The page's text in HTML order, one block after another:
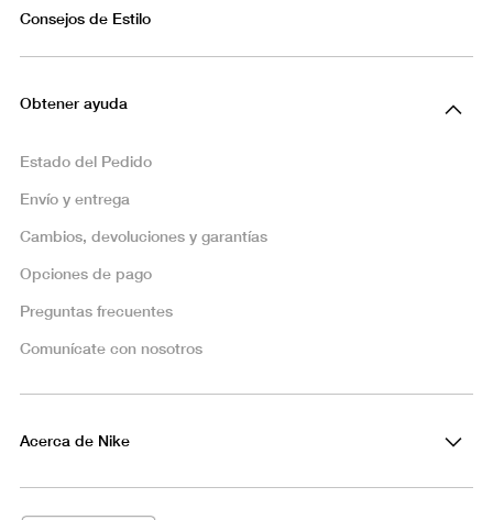
Consejos de Estilo
Obtener ayuda
Estado del Pedido
Envío y entrega
Cambios, devoluciones y garantías
Opciones de pago
Preguntas frecuentes
Comunícate con nosotros
Acerca de Nike